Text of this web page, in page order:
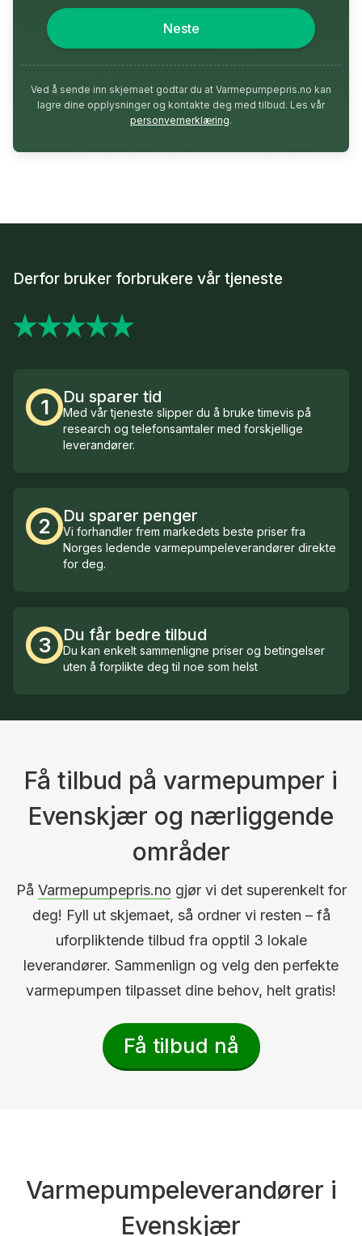
Neste
Ved å sende inn skjemaet godtar du at Varmepumpepris.no kan
lagre dine opplysninger og kontakte deg med tilbud. Les vår
personvernerklæring.
Derfor bruker forbrukere vår tjeneste
1 Du sparer tid
Med vår tjeneste slipper du å bruke timevis på
research og telefonsamtaler med forskjellige
leverandører.
2 Du sparer penger
Vi forhandler frem markedets beste priser fra
Norges ledende varmepumpeleverandører direkte
for deg.
3 Du får bedre tilbud
Du kan enkelt sammenligne priser og betingelser
uten å forplikte deg til noe som helst
Få tilbud på varmepumper i
Evenskjær og nærliggende
områder
På Varmepumpepris.no gjør vi det superenkelt for
deg! Fyll ut skjemaet, så ordner vi resten – få
uforpliktende tilbud fra opptil 3 lokale
leverandører. Sammenlign og velg den perfekte
varmepumpen tilpasset dine behov, helt gratis!
Få tilbud nå
Varmepumpeleverandører i
Evenskjær